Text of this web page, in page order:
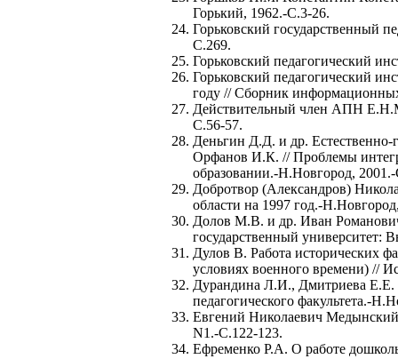
Горький, 1962.-С.3-26.
Горьковский государственный
С.269.
Горьковский педагогический
Горьковский педагогический
году // Сборник
Действительный член АПН
С.56-57.
Деньгин Д.Д. и др. Естественно-
Орфанов И.К. // Проблемы
образовании.-Н.Новгород,
Добротвор (Александров)
области на 1997 год.-
Долов М.В. и др. Иван
государственный университет:
Дулов В. Работа исторических
условиях военного времени) //
Дурандина Л.И., Дмитриева Е.Е.
педагогического факультета.-
Евгений Николаевич
N1.-С.122-123.
Ефременко Р.А. О работе